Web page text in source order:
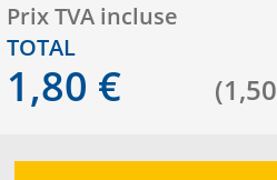
Prix ​​TVA incluse
TOTAL
1,80 € (1,50